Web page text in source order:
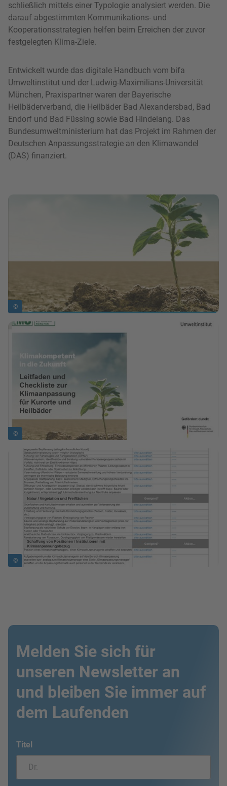
schließlich mittels einer Typologie analysiert werden. Die
darauf abgestimmten Kommunikations- und
Kooperationsstrategien helfen beim Erreichen der zuvor
festgelegten Klima-Ziele.
Entwickelt wurde das digitale Handbuch vom bifa
Umweltinstitut und der Ludwig-Maximilians-Universität
München, Praxispartner waren der Bayerische
Heilbäderverband, die Heilbäder Bad Alexandersbad, Bad
Endorf und Bad Füssing sowie Bad Hindelang. Das
Bundesumweltministerium hat das Projekt im Rahmen der
Deutschen Anpassungsstrategie an den Klimawandel
(DAS) finanziert.
©
Bild in Lightbox zeigen
©
Bild in Lightbox zeigen
©
Melden Sie sich für
unseren Newsletter an
und bleiben Sie immer auf
dem Laufenden
Titel